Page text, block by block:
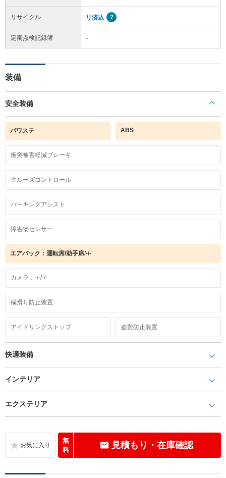
リサイクル リ済込
定期点検記録簿 -
装備
安全装備
パワステ ABS
衝突被害軽減ブレーキ
クルーズコントロール
パーキングアシスト
障害物センサー
エアバック：運転席/助手席/-/-
カメラ：-/-/-/-
横滑り防止装置
アイドリングストップ 盗難防止装置
快適装備
インテリア
エクステリア
無
料
見積もり・在庫確認